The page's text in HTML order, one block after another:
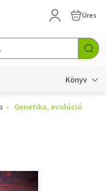
Üres
Könyv
Genetika, evolúció